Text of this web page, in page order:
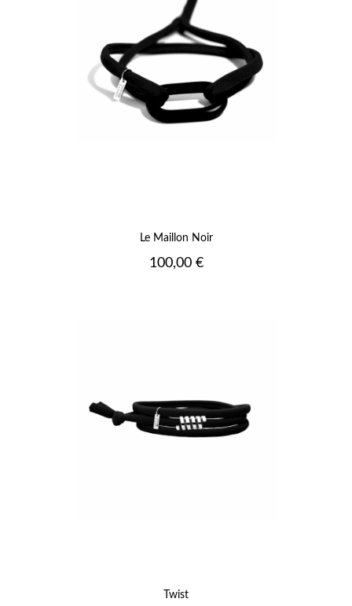
Le Maillon Noir
Prix
100,00 €
Twist